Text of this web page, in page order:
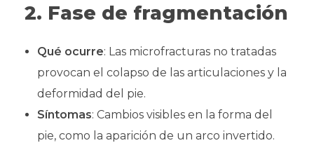
2. Fase de fragmentación
Qué ocurre: Las microfracturas no tratadas
provocan el colapso de las articulaciones y la
deformidad del pie.
Síntomas: Cambios visibles en la forma del
pie, como la aparición de un arco invertido.